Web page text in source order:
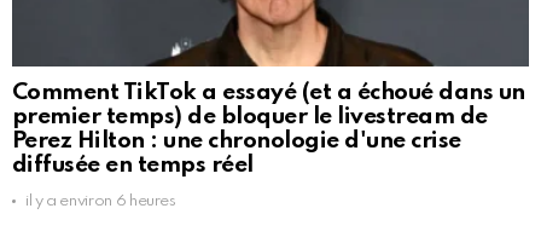
Comment TikTok a essayé (et a échoué dans un
premier temps) de bloquer le livestream de
Perez Hilton : une chronologie d'une crise
diffusée en temps réel
il y a environ 6 heures